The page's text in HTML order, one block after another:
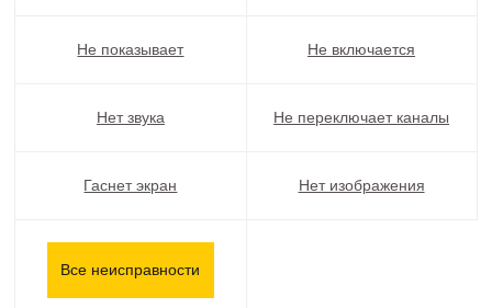
Не показывает Не включается
Нет звука Не переключает каналы
Гаснет экран Нет изображения
Все неисправности